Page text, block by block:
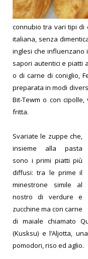
connubio tra vari tipi di
italiana, senza
inglesi che influenzano
sapori autentici e piatti
o di carne di coniglio,
preparata in modi
Bit-Tewm o con
fritta.
Svariate le zuppe che,
insieme alla pasta
sono i primi piatti più
diffusi: tra le prime il
minestrone simile al
nostro di verdure e
zucchine ma con carne
di maiale chiamato
(Kusksu) e l’Aljotta,
pomodori, riso ed aglio.